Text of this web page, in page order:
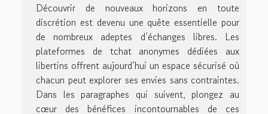
Découvrir de nouveaux horizons en toute
discrétion est devenu une quête essentielle pour
de nombreux adeptes d’échanges libres. Les
plateformes de tchat anonymes dédiées aux
libertins offrent aujourd’hui un espace sécurisé où
chacun peut explorer ses envies sans contraintes.
Dans les paragraphes qui suivent, plongez au
cœur des bénéfices incontournables de ces